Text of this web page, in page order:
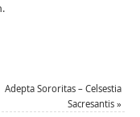
Adepta Sororitas – Celsestia
Sacresantis»